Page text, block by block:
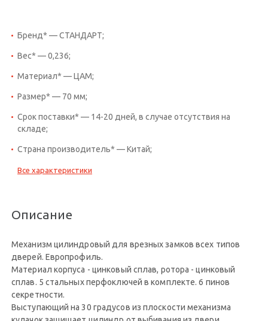
Бренд* — СТАНДАРТ;
Вес* — 0,236;
Материал* — ЦАМ;
Размер* — 70 мм;
Срок поставки* — 14-20 дней, в случае отсутствия на
складе;
Страна производитель* — Китай;
Все характеристики
Описание
Механизм цилиндровый для врезных замков всех типов
дверей. Европрофиль.
Материал корпуса - цинковый сплав, ротора - цинковый
сплав. 5 стальных перфоключей в комплекте. 6 пинов
секретности.
Выступающий на 30 градусов из плоскости механизма